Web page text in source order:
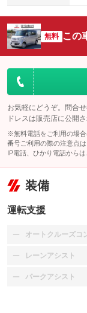
無料 この
お気軽にどうぞ。問合
ドレスは販売店に公開さ
※無料電話をご利用の場
番号ご利用の際の注意点は
IP電話、ひかり電話からは
装備
運転支援
オートクルーズコ
：装備なし
レーンアシスト
：装備なし
パークアシスト
：装備なし